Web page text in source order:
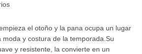
el otoño y la pana ocupa un lugar
moda y costura de la temporada.Su
y resistente, la convierte en un